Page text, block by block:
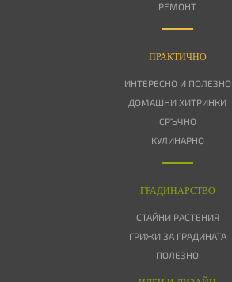
РЕМОНТ
ПРАКТИЧНО
ИНТЕРЕСНО И ПОЛЕЗНО
ДОМАШНИ ХИТРИНКИ
СРЪЧНО
КУЛИНАРНО
ГРАДИНАРСТВО
СТАЙНИ РАСТЕНИЯ
ГРИЖИ ЗА ГРАДИНАТА
ПОЛЕЗНО